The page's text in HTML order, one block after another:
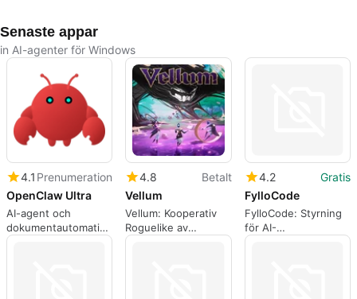
Senaste appar
in AI-agenter för Windows
4.1 Prenumeration
OpenClaw Ultra
AI-agent och
dokumentautomatisering
för smartare
4.8
Betalt
Vellum
Vellum: Kooperativ
Roguelike av
bläckbaserade
4.2
Gratis
FylloCode
FylloCode: Styrning
för AI-
kodningsagenter i